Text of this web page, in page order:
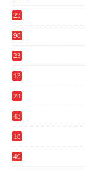
23
98
23
13
24
43
18
49